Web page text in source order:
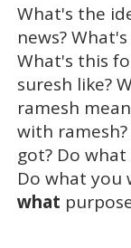
What's the
news?
What's this
suresh like?
ramesh
with
got? Do what
Do what you
what